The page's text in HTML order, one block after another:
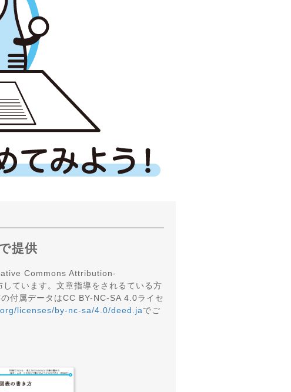
提供
Commons Attribution-
ています。文章指導をされるている方
付属データはCC BY-NC-SA 4.0ライセ
licenses/by-nc-sa/4.0/deed.jaでご